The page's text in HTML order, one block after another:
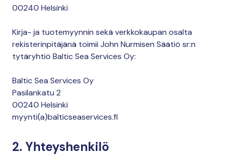
00240 Helsinki
Kirja- ja tuotemyynnin sekä verkkokaupan osalta
rekisterinpitäjänä toimii John Nurmisen Säätiö sr:n
tytäryhtiö Baltic Sea Services Oy:
Baltic Sea Services Oy
Pasilankatu 2
00240 Helsinki
myynti(a)balticseaservices.fi
2. Yhteyshenkilö